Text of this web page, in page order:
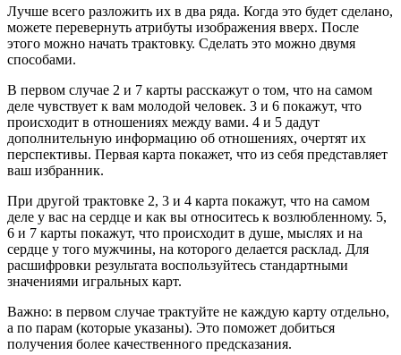
Лучше всего разложить их в два ряда. Когда это будет сделано,
можете перевернуть атрибуты изображения вверх. После
этого можно начать трактовку. Сделать это можно двумя
способами.
В первом случае 2 и 7 карты расскажут о том, что на самом
деле чувствует к вам молодой человек. 3 и 6 покажут, что
происходит в отношениях между вами. 4 и 5 дадут
дополнительную информацию об отношениях, очертят их
перспективы. Первая карта покажет, что из себя представляет
ваш избранник.
При другой трактовке 2, 3 и 4 карта покажут, что на самом
деле у вас на сердце и как вы относитесь к возлюбленному. 5,
6 и 7 карты покажут, что происходит в душе, мыслях и на
сердце у того мужчины, на которого делается расклад. Для
расшифровки результата воспользуйтесь стандартными
значениями игральных карт.
Важно: в первом случае трактуйте не каждую карту отдельно,
а по парам (которые указаны). Это поможет добиться
получения более качественного предсказания.